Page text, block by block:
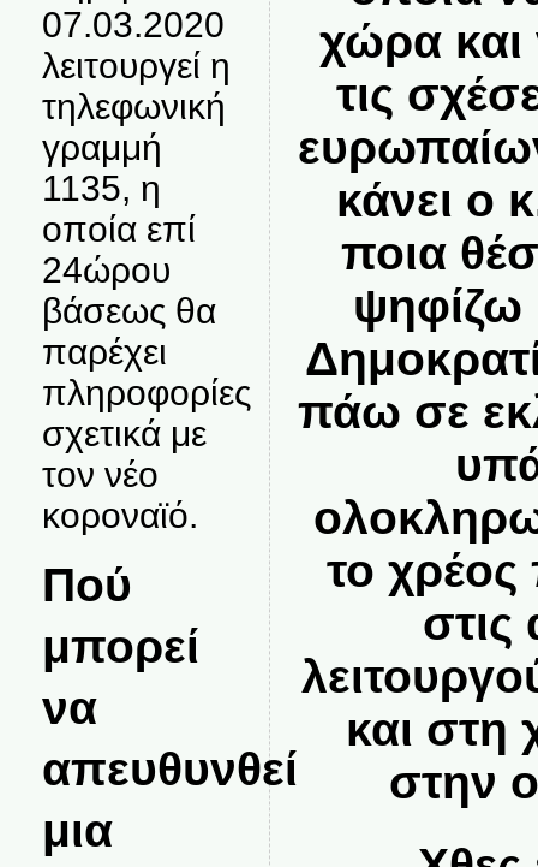
07.03.2020
λειτουργεί η
τηλεφωνική
γραμμή
1135, η
οποία επί
24ώρου
βάσεως θα
παρέχει
πληροφορίες
σχετικά με
τον νέο
κοροναϊό.
Πού
μπορεί
να
απευθυνθεί
μια
χώρα και
τις
κάνει ο
ποια
ψηφίζω
πάω σε
το χρέος
στις
και στη
στην